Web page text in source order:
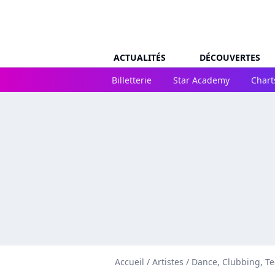
ACTUALITÉS
DÉCOUVERTES
Billetterie
Star Academy
Accueil / Artistes / Dance, Clubbing,